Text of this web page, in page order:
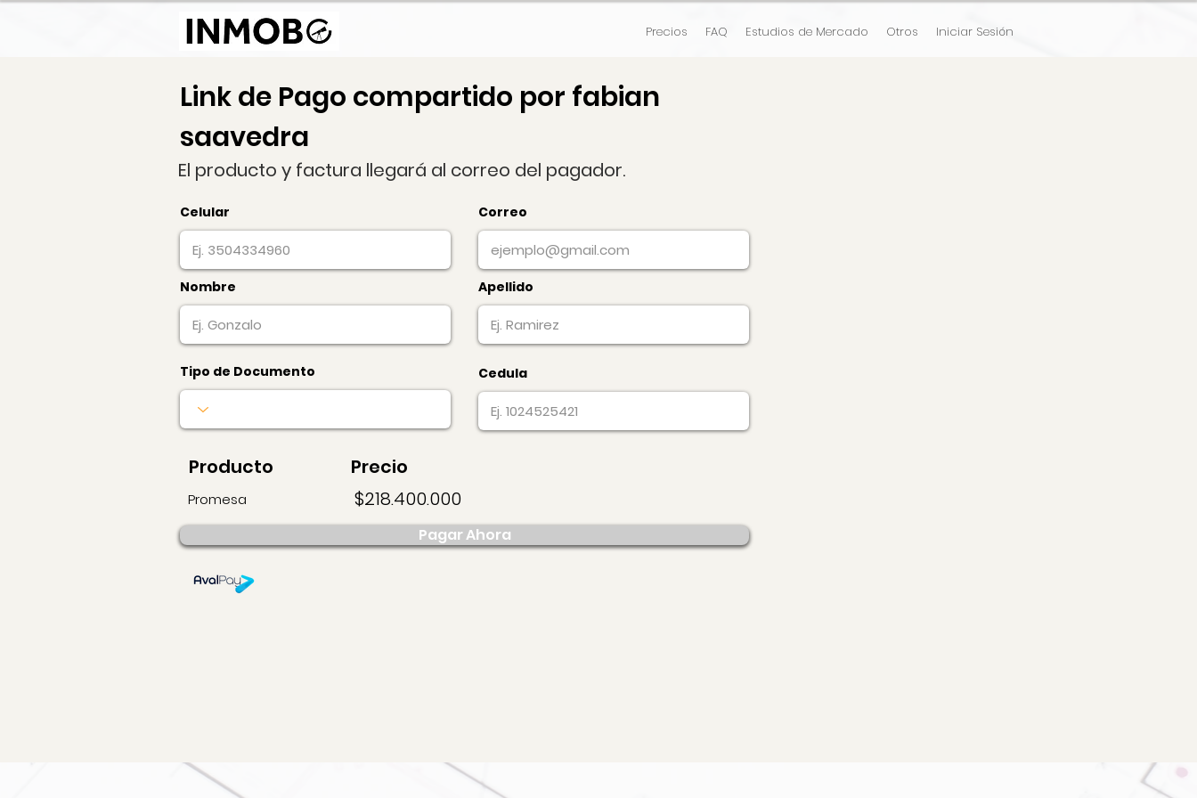
Precios FAQ Estudios de Mercado Otros Iniciar Sesión
Link de Pago compartido por fabian
saavedra
El producto y factura llegará al correo del pagador.
Celular
Nombre
Correo
Apellido
Tipo de Documento Cedula
Producto
Promesa
Precio
$218.400.000
Pagar Ahora